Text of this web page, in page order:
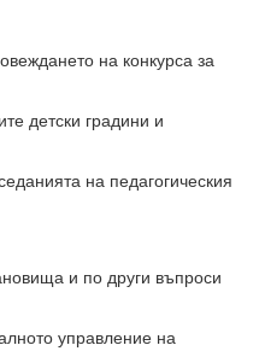
на конкурса за
детски градини и
на педагогическия
и по други въпроси
управление на